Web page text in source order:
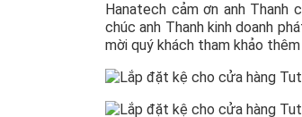
Hanatech cảm ơn anh Thanh
chúc anh Thanh kinh doanh
mời quý khách tham khảo